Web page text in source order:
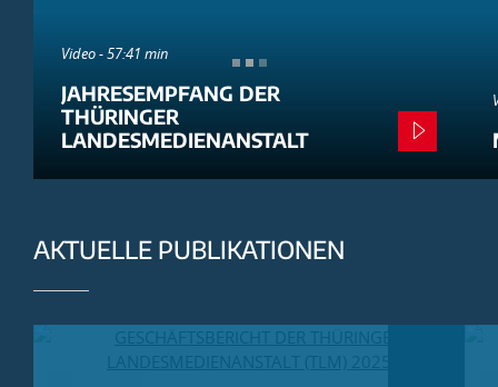
Video - 57:41 min
JAHRESEMPFANG DER
THÜRINGER
LANDESMEDIENANSTALT
AKTUELLE PUBLIKATIONEN